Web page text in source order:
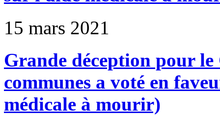
15 mars 2021
Grande déception pour
communes a voté en
médicale à mourir)